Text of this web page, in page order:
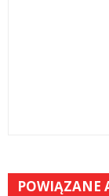
POWIĄZANE